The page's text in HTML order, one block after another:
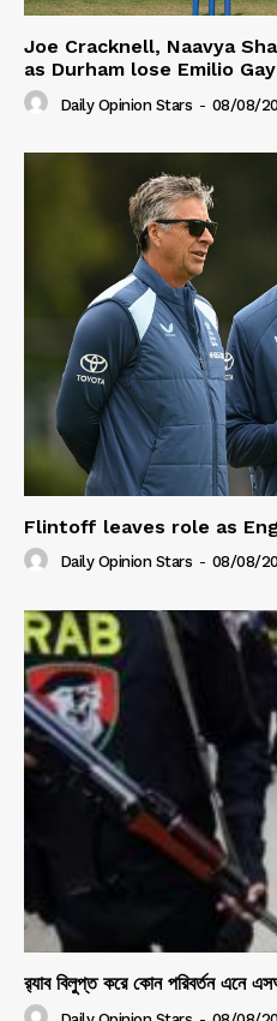
Joe Cracknell, Naavya
as Durham lose Emilio
Daily Opinion Stars - 08/08/
Flintoff leaves role as
Daily Opinion Stars - 08/08/
র‍্যাব বিলুপ্ত করে কোন পরিবর্তন এনে